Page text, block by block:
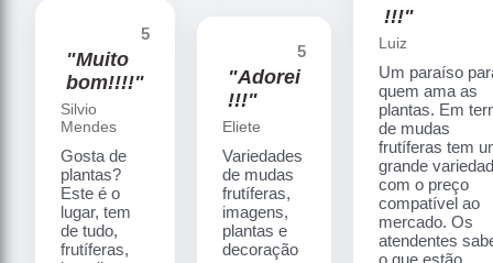
5
"Muito
bom!!!!"
Silvio
Mendes
Gosta de
plantas?
Este é o
lugar, tem
de tudo,
frutíferas,
5
"Adorei
!!!"
Eliete
Variedades
de mudas
frutíferas,
imagens,
plantas e
decoração
!!!"
Luiz
Um paraíso
quem ama as
plantas. Em
de mudas
frutíferas tem
grande
com o preço
compatível ao
mercado. Os
atendentes
o que estão